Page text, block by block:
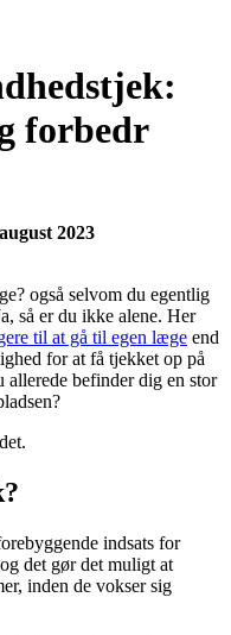
forbedr
2023
også selvom du egentlig
så er du ikke alene. Her
til at gå til egen læge end
for at få tjekket op på
allerede befinder dig en stor
indsats for
det gør det muligt at
inden de vokser sig